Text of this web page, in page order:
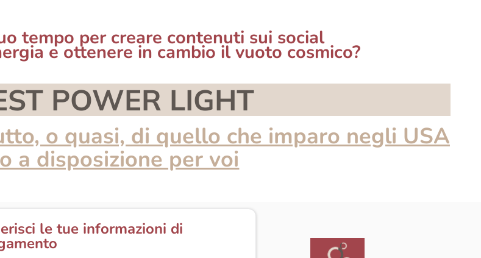
tempo per creare contenuti sui social
e ottenere in cambio il vuoto cosmico?
POWER LIGHT
o quasi, di quello che imparo negli USA
a disposizione per voi
le tue informazioni di